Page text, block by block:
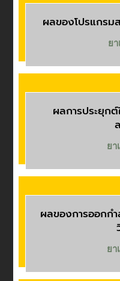
ผลของโปรแกร
ย
ผลการประยุก
ยา
ผลของการออกก
ยา